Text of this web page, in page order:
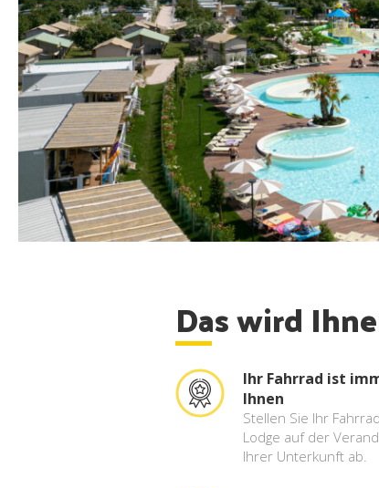
Das wird
Ihr Fahrrad ist
Ihnen
Stellen Sie Ihr
Lodge auf der
Ihrer Unterkunft ab.